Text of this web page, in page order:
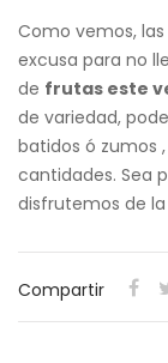
Como vemos,
excusa para no
de frutas este
de variedad,
batidos ó zumos
cantidades. Sea
disfrutemos de
Compartir